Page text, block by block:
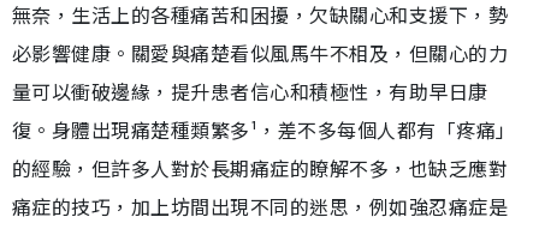
無奈，生活上的各種痛苦和困擾，欠缺關心和支援下，勢
必影響健康。關愛與痛楚看似風馬牛不相及，但關心的力
量可以衝破邊緣，提升患者信心和積極性，有助早日康
復。身體出現痛楚種類繁多¹，差不多每個人都有「疼痛」
的經驗，但許多人對於長期痛症的瞭解不多，也缺乏應對
痛症的技巧，加上坊間出現不同的迷思，例如強忍痛症是